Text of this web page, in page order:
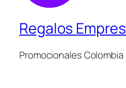
Regalos
Promocionales Colombia